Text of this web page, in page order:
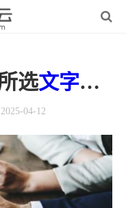
选文字怎
2025-04-12